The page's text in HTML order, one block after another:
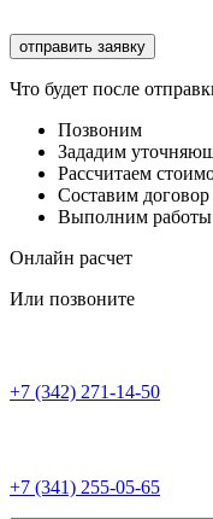
Что будет после
Позвоним
Зададим
Рассчитаем
Составим договор
Выполним работы
Онлайн расчет
Или позвоните
+7 (342) 271-14-50
+7 (341) 255-05-65